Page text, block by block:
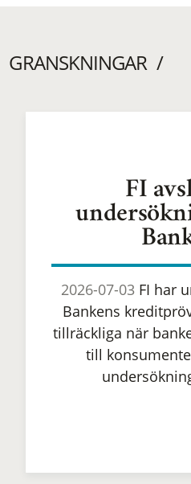
GRANSKNINGAR
FI
2026-07-03 FI har
Bankens
tillräckliga när
till